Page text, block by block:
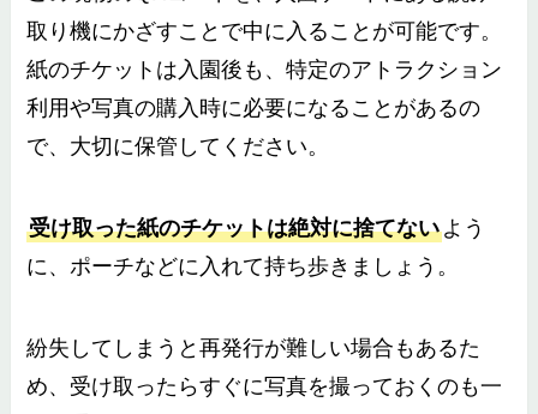
取り機にかざすことで中に入ることが可能です。
紙のチケットは入園後も、特定のアトラクション
利用や写真の購入時に必要になることがあるの
で、大切に保管してください。
受け取った紙のチケットは絶対に捨てないよう
に、ポーチなどに入れて持ち歩きましょう。
紛失してしまうと再発行が難しい場合もあるた
め、受け取ったらすぐに写真を撮っておくのも一